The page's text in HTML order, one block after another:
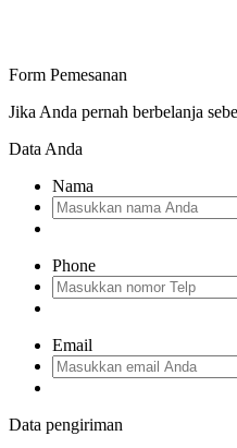
Form Pemesanan
Jika Anda pernah berbelanja
Data Anda
Nama
Phone
Email
Data pengiriman